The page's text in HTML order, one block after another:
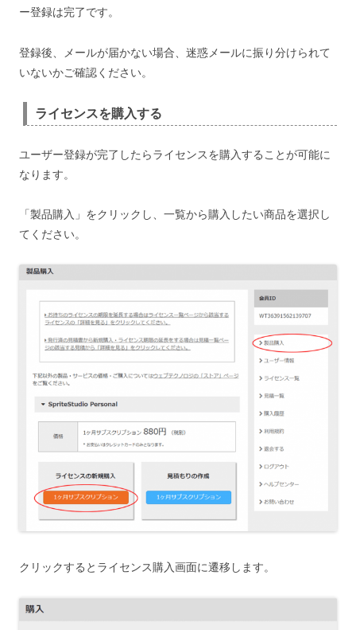
ー登録は完了です。
登録後、メールが届かない場合、迷惑メールに振り分けられて
いないかご確認ください。
ライセンスを購入する
ユーザー登録が完了したらライセンスを購入することが可能に
なります。
「製品購入」をクリックし、一覧から購入したい商品を選択し
てください。
クリックするとライセンス購入画面に遷移します。